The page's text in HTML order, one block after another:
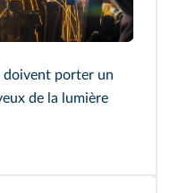
doivent porter un
de la lumière